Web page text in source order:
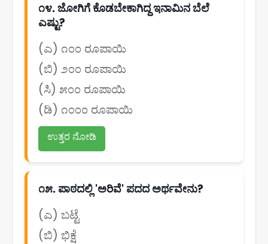
೧೪. ಜೋಗಿಗೆ ಕೊಡಬೇಕಾಗಿದ್ದ ಇನಾಮಿನ ಬೆಲೆ
ಎಷ್ಟು?
(ಎ) ೧೦೦ ರೂಪಾಯಿ
(ಬಿ) ೨೦೦ ರೂಪಾಯಿ
(ಸಿ) ೫೦೦ ರೂಪಾಯಿ
(ಡಿ) ೧೦೦೦ ರೂಪಾಯಿ
ಉತ್ತರ ನೋಡಿ
೧೫. ಪಾಠದಲ್ಲಿ 'ಅರಿವೆ' ಪದದ ಅರ್ಥವೇನು?
(ಎ) ಬಟ್ಟೆ
(ಬಿ) ಭಿಕ್ಷೆ